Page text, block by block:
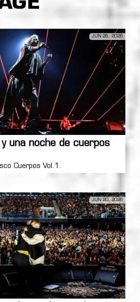
JUN 26, 2026
una noche de cuerpos
Cuerpos Vol.1.
JUN 20, 2026